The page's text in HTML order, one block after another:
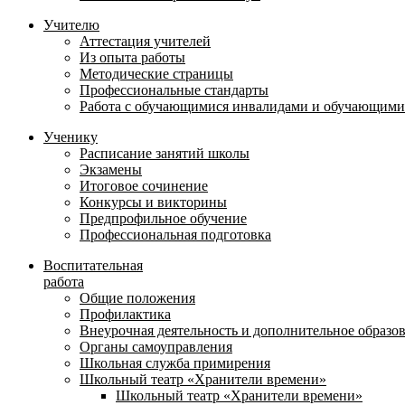
Учителю
Аттестация учителей
Из опыта работы
Методические страницы
Профессиональные стандарты
Работа с обучающимися инвалидами и
Ученику
Расписание занятий школы
Экзамены
Итоговое сочинение
Конкурсы и викторины
Предпрофильное обучение
Профессиональная подготовка
Воспитательная
работа
Общие положения
Профилактика
Внеурочная деятельность и дополнительное
Органы самоуправления
Школьная служба примирения
Школьный театр «Хранители времени»
Школьный театр «Хранители времени»